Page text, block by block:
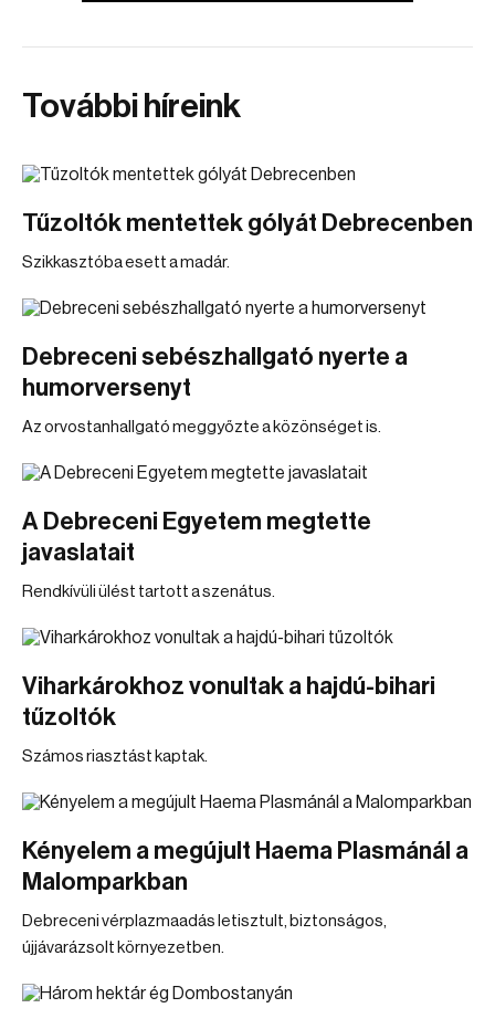
További híreink
Tűzoltók mentettek gólyát Debrecenben
Szikkasztóba esett a madár.
Debreceni sebészhallgató nyerte a
humorversenyt
Az orvostanhallgató meggyőzte a közönséget is.
A Debreceni Egyetem megtette
javaslatait
Rendkívüli ülést tartott a szenátus.
Viharkárokhoz vonultak a hajdú-bihari
tűzoltók
Számos riasztást kaptak.
Kényelem a megújult Haema Plasmánál a
Malomparkban
Debreceni vérplazmaadás letisztult, biztonságos,
újjávarázsolt környezetben.